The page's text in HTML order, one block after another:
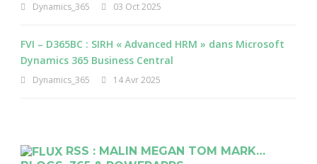
Dynamics_365 03 Oct 2025
FVI – D365BC : SIRH « Advanced HRM » dans Microsoft
Dynamics 365 Business Central
Dynamics_365 14 Avr 2025
RSS : MALIN MEGAN TOM MARK…